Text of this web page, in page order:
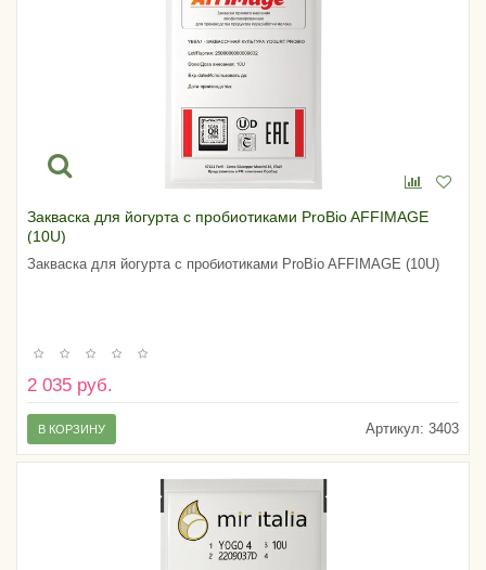
Закваска для йогурта с пробиотиками ProBio AFFIMAGE
(10U)
Закваска для йогурта с пробиотиками ProBio AFFIMAGE (10U)
2 035 руб.
Артикул: 3403
В КОРЗИНУ